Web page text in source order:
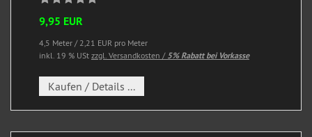
9,95 EUR
4,5 Meter / 2,21 EUR pro Meter
inkl. 19 % USt zzgl. Versandkosten / 5% Rabatt bei Vorkasse
Kaufen / Details ...